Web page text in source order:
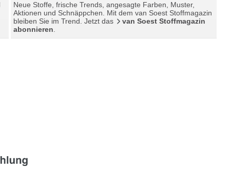
Neue Stoffe, frische Trends, angesagte Farben, Muster,
Aktionen und Schnäppchen. Mit dem van Soest Stoffmagazin
bleiben Sie im Trend. Jetzt das
van Soest Stoffmagazin
abonnieren